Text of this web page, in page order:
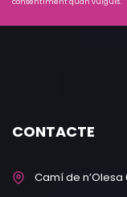
CONTACTE
Camí de